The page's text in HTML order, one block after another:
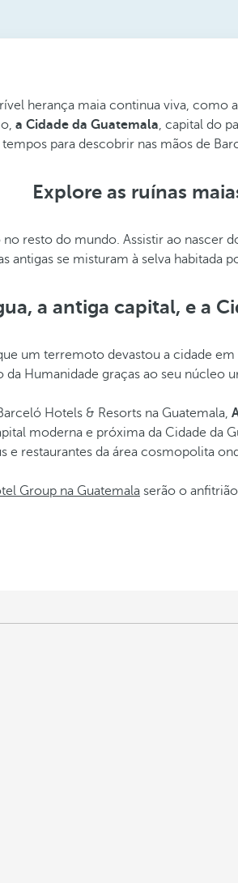
herança maia continua viva, como
a Cidade da Guatemala, capital do
para descobrir nas mãos de
Explore as ruínas
resto do mundo. Assistir ao nascer
antigas se misturam à selva habitada
a antiga capital, e a
um terremoto devastou a cidade
Humanidade graças ao seu núcleo
Hotels & Resorts na Guatemala,
moderna e próxima da Cidade
e restaurantes da área cosmopolita
Group na Guatemala serão o